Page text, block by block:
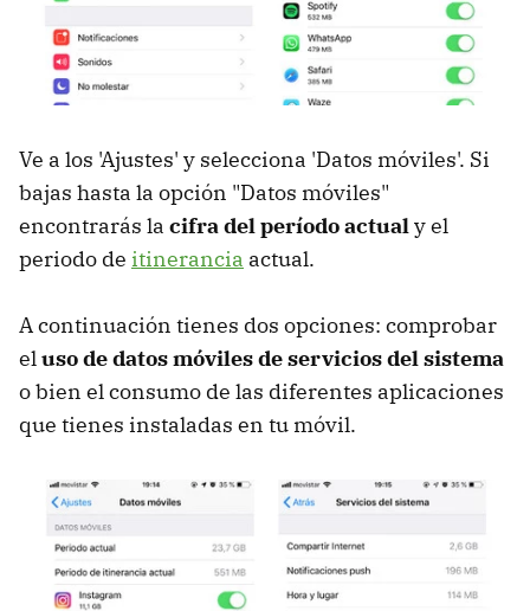
Ve a los 'Ajustes' y selecciona 'Datos móviles'. Si
bajas hasta la opción "Datos móviles"
encontrarás la cifra del período actualy el
periodo de itinerancia actual.
A continuación tienes dos opciones: comprobar
eluso de datos móviles de servicios del sistema
o bien el consumo de las diferentes aplicaciones
que tienes instaladas en tu móvil.